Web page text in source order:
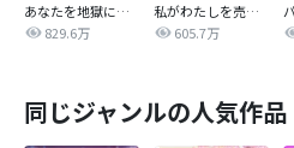
あなたを地獄に堕とすまで
829.6万
私がわたしを売る理由
605.7万
同じジャンルの人気作品